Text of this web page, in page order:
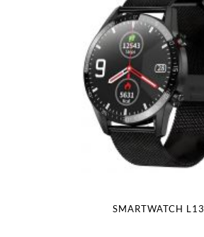
SMARTWATCH L13